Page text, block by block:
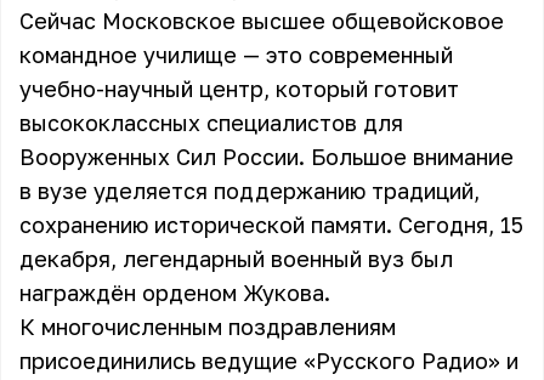
Сейчас Московское высшее общевойсковое
командное училище — это современный
учебно-научный центр, который готовит
высококлассных специалистов для
Вооруженных Сил России. Большое внимание
в вузе уделяется поддержанию традиций,
сохранению исторической памяти. Сегодня, 15
декабря, легендарный военный вуз был
награждён орденом Жукова.
К многочисленным поздравлениям
присоединились ведущие «Русского Радио» и